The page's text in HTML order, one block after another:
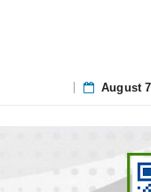
August